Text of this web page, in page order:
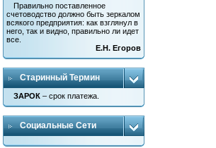
Правильно поставленное
счетоводство должно быть зеркалом
всякого предприятия: как взглянул в
него, так и видно, правильно ли идет
все.
Е.Н. Егоров
Старинный Термин
ЗАРОК – срок платежа.
Социальные Сети